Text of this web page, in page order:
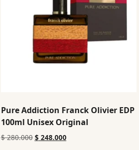
Pure Addiction Franck Olivier EDP
100ml Unisex Original
$280.000 $248.000